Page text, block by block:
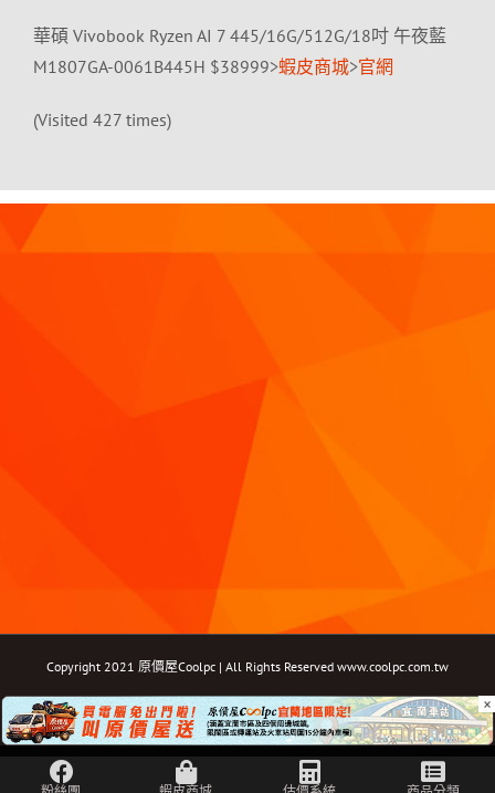
華碩 Vivobook Ryzen AI 7 445/16G/512G/18吋 午夜藍
M1807GA-0061B445H $38999>蝦皮商城>官網
(Visited 427 times)
Copyright 2021 原價屋Coolpc | All Rights Reserved www.coolpc.com.tw
FacebookInstagramYouTubeTwitterEmail: ×